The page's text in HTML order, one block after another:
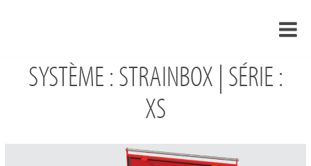
FR
SYSTÈME : STRAINBOX | SÉRIE :
XS